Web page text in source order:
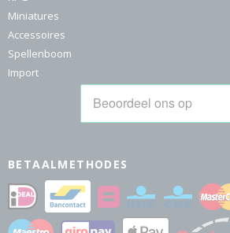
Miniatures
Accessoires
Spellenboom
Import
BETAALMETHODES